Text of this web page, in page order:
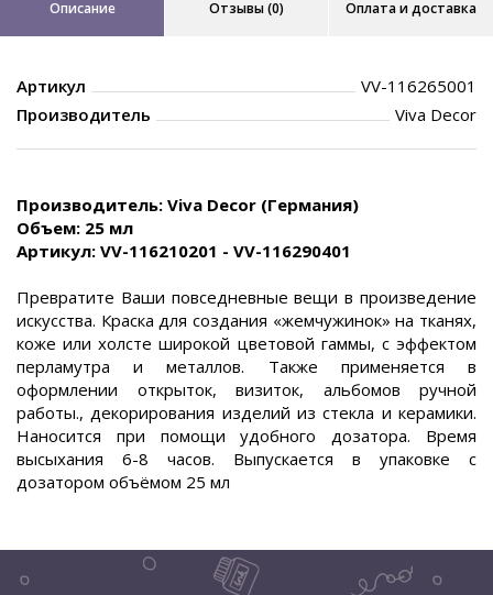
Описание Отзывы (0) Оплата и доставка
Артикул
VV-116265001
Производитель
Viva Decor
Производитель: Viva Decor (Германия)
Объем: 25 мл
Артикул: VV-116210201 - VV-116290401
Превратите Ваши повседневные вещи в произведение
искусства. Краска для создания «жемчужинок» на тканях,
коже или холсте широкой цветовой гаммы, с эффектом
перламутра и металлов. Также применяется в
оформлении открыток, визиток, альбомов ручной
работы., декорирования изделий из стекла и керамики.
Наносится при помощи удобного дозатора. Время
высыхания 6-8 часов. Выпускается в упаковке с
дозатором объёмом 25 мл